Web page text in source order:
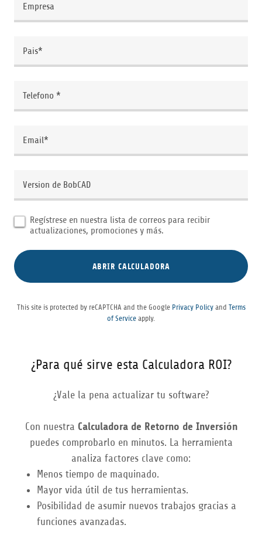
Empresa
Pais*
Telefono *
Email*
Version de BobCAD
Regístrese en nuestra lista de correos para recibir
actualizaciones, promociones y más.
ABRIR CALCULADORA
This site is protected by reCAPTCHA and the Google Privacy Policyand Terms
of Service apply.
¿Para qué sirve esta Calculadora ROI?
¿Vale la pena actualizar tu software?
Con nuestra Calculadora de Retorno de Inversión
puedes comprobarlo en minutos. La herramienta
analiza factores clave como:
Menos tiempo de maquinado.
Mayor vida útil de tus herramientas.
Posibilidad de asumir nuevos trabajos gracias a
funciones avanzadas.